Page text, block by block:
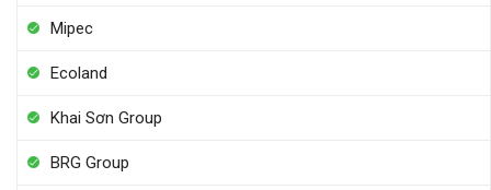
Mipec
Ecoland
Khai Sơn Group
BRG Group